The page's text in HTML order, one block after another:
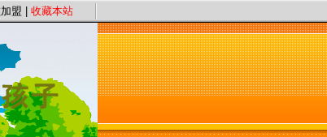
以“证件认证、星级评定”保证教员质量，以“系统化、高质量、
盟 收藏本站